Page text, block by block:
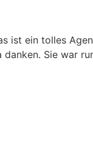
ein tolles
Sie war